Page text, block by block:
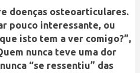
doenças osteoarticulares.
pouco interessante, ou
isto tem a ver comigo?”,
nunca teve uma dor
“se ressentiu” das